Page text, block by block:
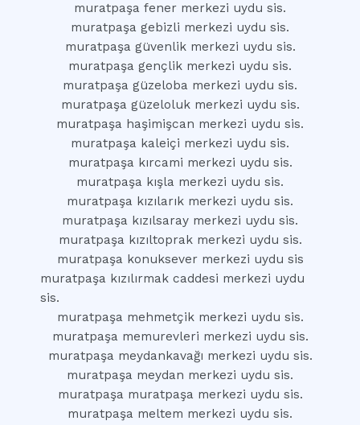
muratpaşa fener merkezi uydu sis.
muratpaşa gebizli merkezi uydu sis.
muratpaşa güvenlik merkezi uydu sis.
muratpaşa gençlik merkezi uydu sis.
muratpaşa güzeloba merkezi uydu sis.
muratpaşa güzeloluk merkezi uydu sis.
muratpaşa haşimişcan merkezi uydu sis.
muratpaşa kaleiçi merkezi uydu sis.
muratpaşa kırcami merkezi uydu sis.
muratpaşa kışla merkezi uydu sis.
muratpaşa kızılarık merkezi uydu sis.
muratpaşa kızılsaray merkezi uydu sis.
muratpaşa kızıltoprak merkezi uydu sis.
muratpaşa konuksever merkezi uydu sis
muratpaşa kızılırmak caddesi merkezi uydu
sis.
muratpaşa mehmetçik merkezi uydu sis.
muratpaşa memurevleri merkezi uydu sis.
muratpaşa meydankavağı merkezi uydu sis.
muratpaşa meydan merkezi uydu sis.
muratpaşa muratpaşa merkezi uydu sis.
muratpaşa meltem merkezi uydu sis.